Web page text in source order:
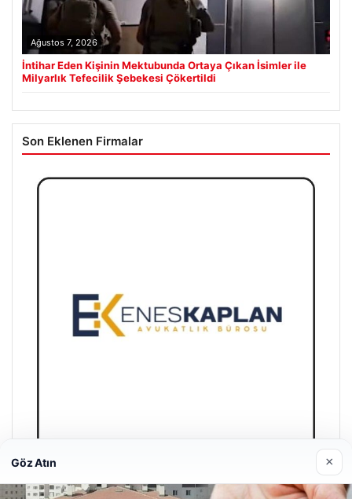
Ağustos 7, 2026
İntihar Eden Kişinin Mektubunda Ortaya Çıkan İsimler ile
Milyarlık Tefecilik Şebekesi Çökertildi
Son Eklenen Firmalar
Enes Kaplan Avukatlık Bürosu
Göz Atın ×